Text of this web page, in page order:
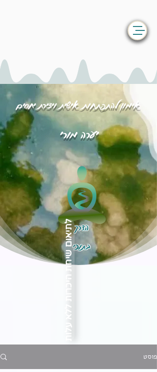
אימון להתפתחות אישית ויצירת יחסים
יערה מורי
הדרך
בתוכילתיאום שיחת היכרות ללא עלות
פוסט